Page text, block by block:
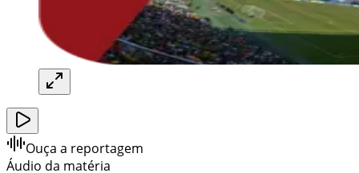
Ouça a reportagem
Áudio da matéria